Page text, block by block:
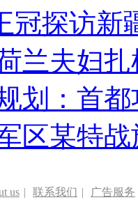
冠探访新
兰夫妇
划：首
区某特
us | 联系我们 | 广告服务